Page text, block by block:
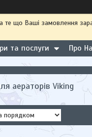
те що Ваші замовлення
та послуги Про
аераторів Viking